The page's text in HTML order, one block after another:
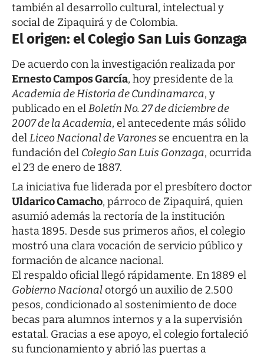
también al desarrollo cultural, intelectual y
social de Zipaquirá y de Colombia.
El origen: el Colegio San Luis Gonzaga
De acuerdo con la investigación realizada por
Ernesto Campos García, hoy presidente de la
Academia de Historia de Cundinamarca, y
publicado en elBoletín No. 27 de diciembre de
2007 de la Academia, el antecedente más sólido
delLiceo Nacional de Varones se encuentra en la
fundación del Colegio San Luis Gonzaga, ocurrida
el 23 de enero de 1887.
La iniciativa fue liderada por el presbítero doctor
Uldarico Camacho, párroco de Zipaquirá, quien
asumió además la rectoría de la institución
hasta 1895. Desde sus primeros años, el colegio
mostró una clara vocación de servicio público y
formación de alcance nacional.
El respaldo oficial llegó rápidamente. En 1889 el
Gobierno Nacionalotorgó un auxilio de 2.500
pesos, condicionado al sostenimiento de doce
becas para alumnos internos y a la supervisión
estatal. Gracias a ese apoyo, el colegio fortaleció
su funcionamiento y abrió las puertas a